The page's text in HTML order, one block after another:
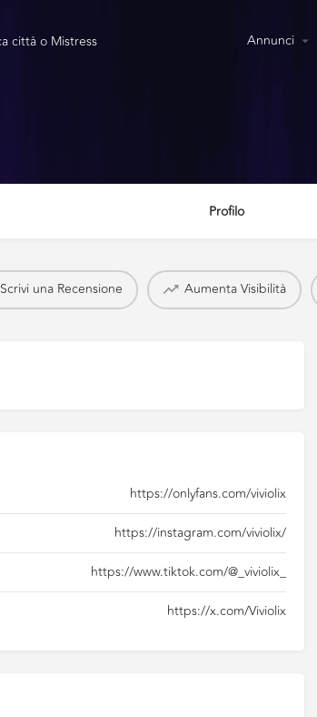
Annunci
Profilo
Scrivi una Recensione Aumenta Visibilità
https://onlyfans.com/viviolix
https://instagram.com/viviolix/
https://www.tiktok.com/@_viviolix_
https://x.com/Viviolix